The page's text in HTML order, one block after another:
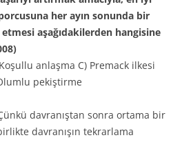
her ayın sonunda bir
aşağıdakilerden hangisine
anlaşma C) Premack ilkesi
pekiştirme
davranıştan sonra ortama bir
davranışın tekrarlama